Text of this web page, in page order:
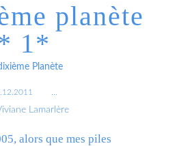
planète
1*
Planète
Lamarlère
alors que mes piles